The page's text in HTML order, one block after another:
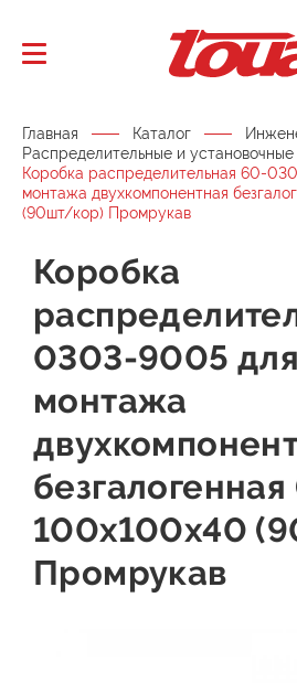
Главная Каталог
Распределительные и
Коробка распределительная 60-
монтажа двухкомпонентная
(90шт/кор) Промрукав
Коробка
0303-9005
монтажа
безгалогенная
100х100х40
Промрукав